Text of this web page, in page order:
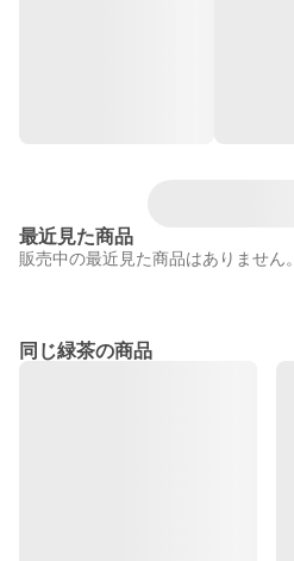
最近見た商品
販売中の最近見た商品はありません。
同じ緑茶の商品